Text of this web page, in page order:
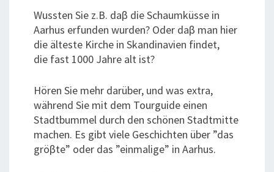
Wussten Sie z.B. daβ die Schaumküsse in
Aarhus erfunden wurden? Oder daβ man hier
die älteste Kirche in Skandinavien findet,
die fast 1000 Jahre alt ist?
Hören Sie mehr darüber, und was extra,
während Sie mit dem Tourguide einen
Stadtbummel durch den schönen Stadtmitte
machen. Es gibt viele Geschichten über ”das
gröβte” oder das ”einmalige” in Aarhus.